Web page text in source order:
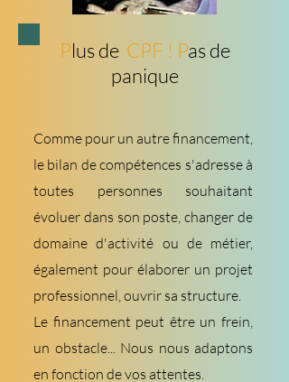
Plus de CPF ! Pas de
panique
Comme pour un autre financement,
le bilan de compétences s'adresse à
toutes personnes souhaitant
évoluer dans son poste, changer de
domaine d'activité ou de métier,
également pour élaborer un projet
professionnel, ouvrir sa structure.
Le financement peut être un frein,
un obstacle... Nous nous adaptons
en fonction de vos attentes.